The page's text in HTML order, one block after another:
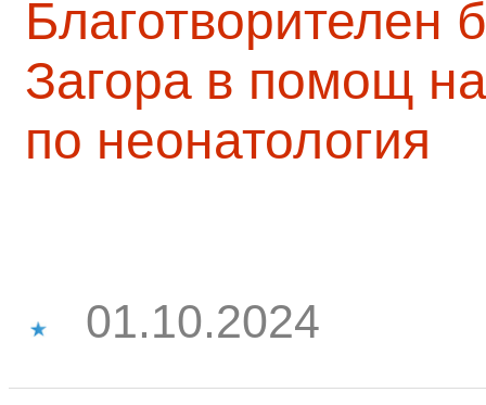
Благотворителен
Загора в помощ
по неонатология
01.10.2024